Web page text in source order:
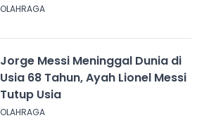
OLAHRAGA
Jorge Messi Meninggal Dunia di
Usia 68 Tahun, Ayah Lionel Messi
Tutup Usia
OLAHRAGA